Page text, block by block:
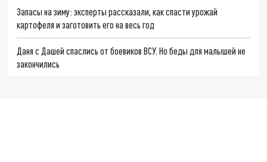
Запасы на зиму: эксперты рассказали, как спасти урожай
картофеля и заготовить его на весь год
Даня с Дашей спаслись от боевиков ВСУ. Но беды для малышей не
закончились